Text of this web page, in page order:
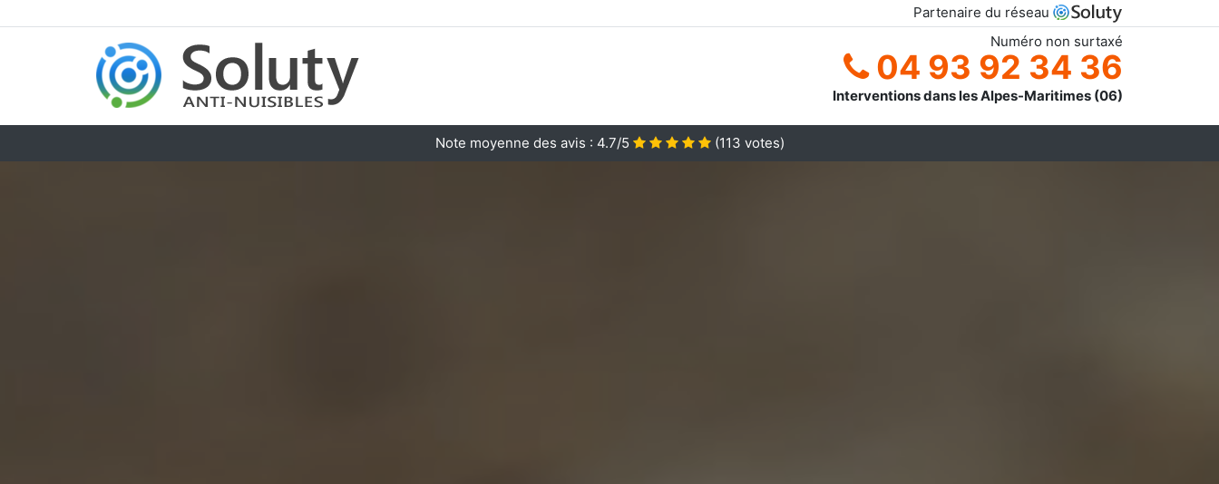
Partenaire du réseau
Numéro non surtaxé
04 93 92 34 36
Interventions dans les Alpes-Maritimes (06)
Note moyenne des avis : 4.7/5 (113 votes)